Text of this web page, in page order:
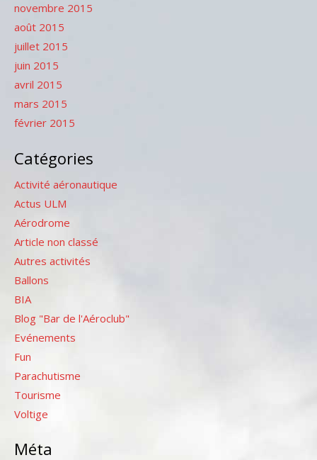
novembre 2015
août 2015
juillet 2015
juin 2015
avril 2015
mars 2015
février 2015
Catégories
Activité aéronautique
Actus ULM
Aérodrome
Article non classé
Autres activités
Ballons
BIA
Blog "Bar de l'Aéroclub"
Evénements
Fun
Parachutisme
Tourisme
Voltige
Méta